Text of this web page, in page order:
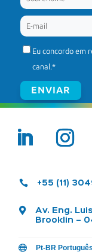
Eu concordo em
canal.*
 +55 (11)

Av. Eng.
Brooklin –
 Pt-BR Português